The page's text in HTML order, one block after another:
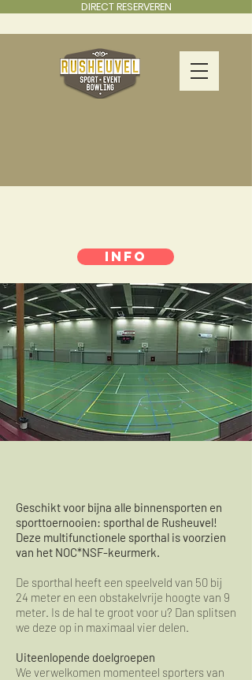
DIRECT RESERVEREN
INFO
Geschikt voor bijna alle binnensporten en
sporttoernooien: sporthal de Rusheuvel!
Deze multifunctionele sporthal is voorzien
van het NOC*NSF-keurmerk.
De sporthal heeft een speelveld van 50 bij
24 meter en een obstakelvrije hoogte van 9
meter. Is de hal te groot voor u? Dan splitsen
we deze op in maximaal vier delen.
Uiteenlopende doelgroepen
We verwelkomen momenteel sporters van